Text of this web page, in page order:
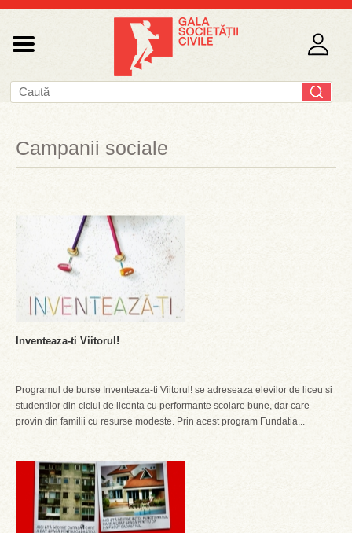
Campanii sociale
Inventeaza-ti Viitorul!
Programul de burse Inventeaza-ti Viitorul! se adreseaza elevilor de liceu si
studentilor din ciclul de licenta cu performante scolare bune, dar care
provin din familii cu resurse modeste. Prin acest program Fundatia...